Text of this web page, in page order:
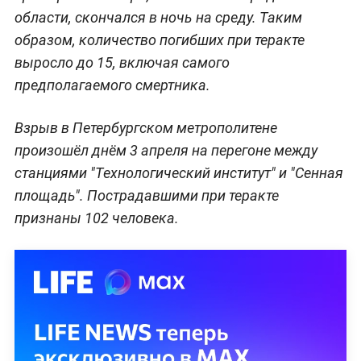
области, скончался в ночь на среду. Таким
образом, количество погибших при теракте
выросло до 15, включая самого
предполагаемого смертника.
Взрыв в Петербургском метрополитене
произошёл днём 3 апреля на перегоне между
станциями "Технологический институт" и "Сенная
площадь". Пострадавшими при теракте
признаны 102 человека.